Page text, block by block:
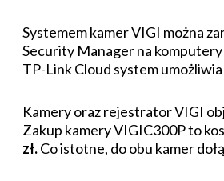
Systemem kamer VIGI można
Security Manager na
TP-Link Cloud system
Kamery oraz rejestrator VIGI
Zakup kamery VIGIC300P to
zł.Co istotne, do obu kamer